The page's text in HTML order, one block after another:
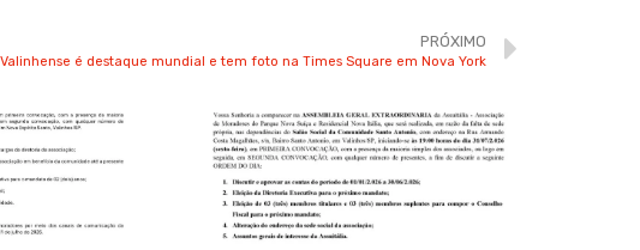
PRÓXIMO
Valinhense é destaque mundial e tem foto na Times Square em Nova York